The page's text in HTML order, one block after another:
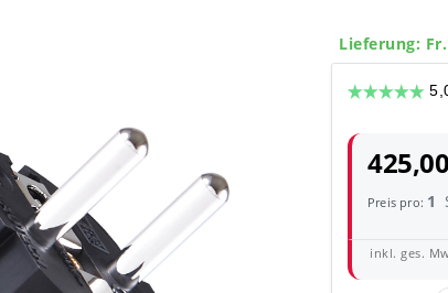
Lieferung:
Preis pro: 1
inkl. ges.